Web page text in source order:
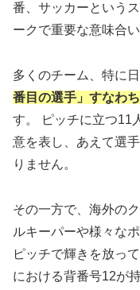
番、サッカーという
ークで重要な意味合
多くのチーム、特に
番目の選手」すなわ
す。 ピッチに立つ11
意を表し、あえて選
りません。
その一方で、海外の
ルキーパーや様々な
ピッチで輝きを放っ
における背番号12が